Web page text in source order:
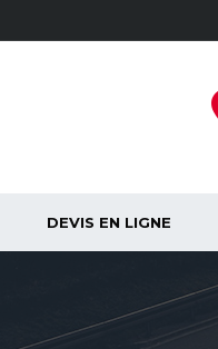
DEVIS EN LIGNE